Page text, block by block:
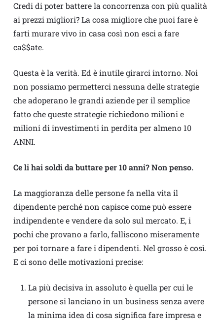
Credi di poter battere la concorrenza con più qualità
ai prezzi migliori? La cosa migliore che puoi fare è
farti murare vivo in casa così non esci a fare
ca$$ate.
Questa è la verità. Ed è inutile girarci intorno. Noi
non possiamo permetterci nessuna delle strategie
che adoperano le grandi aziende per il semplice
fatto che queste strategie richiedono milioni e
milioni di investimenti in perdita per almeno 10
ANNI.
Ce li hai soldi da buttare per 10 anni? Non penso.
La maggioranza delle persone fa nella vita il
dipendente perché non capisce come può essere
indipendente e vendere da solo sul mercato. E, i
pochi che provano a farlo, falliscono miseramente
per poi tornare a fare i dipendenti. Nel grosso è così.
E ci sono delle motivazioni precise:
La più decisiva in assoluto è quella per cui le
persone si lanciano in un business senza avere
la minima idea di cosa significa fare impresa e